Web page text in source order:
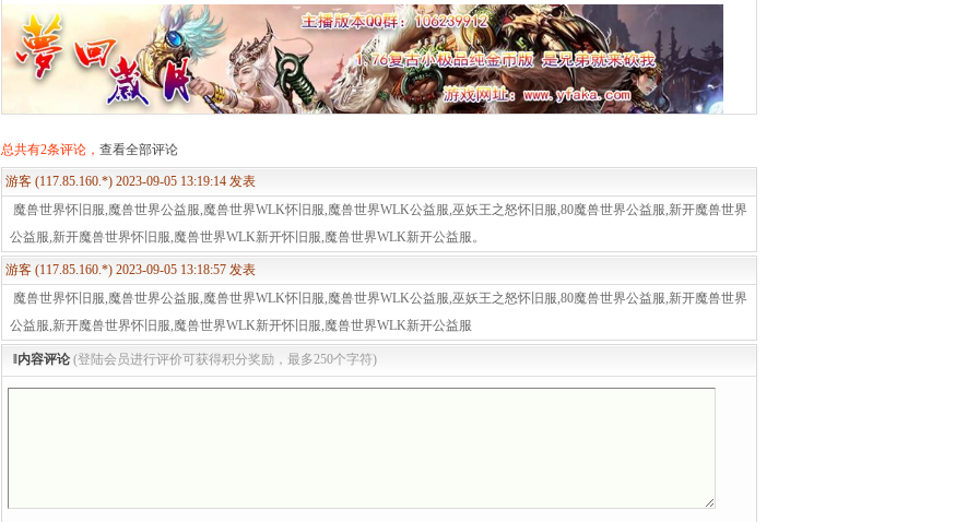
总共有2条评论， 查看全部评论
游客 (117.85.160.*) 2023-09-05 13:19:14 发表
魔兽世界怀旧服,魔兽世界公益服,魔兽世界WLK怀旧服,魔兽世界WLK公益服,巫妖王之怒怀旧服,80魔兽世界公益服,新开魔兽世界
公益服,新开魔兽世界怀旧服,魔兽世界WLK新开怀旧服,魔兽世界WLK新开公益服。
游客 (117.85.160.*) 2023-09-05 13:18:57 发表
魔兽世界怀旧服,魔兽世界公益服,魔兽世界WLK怀旧服,魔兽世界WLK公益服,巫妖王之怒怀旧服,80魔兽世界公益服,新开魔兽世界
公益服,新开魔兽世界怀旧服,魔兽世界WLK新开怀旧服,魔兽世界WLK新开公益服
‖内容评论 (登陆会员进行评价可获得积分奖励，最多250个字符)